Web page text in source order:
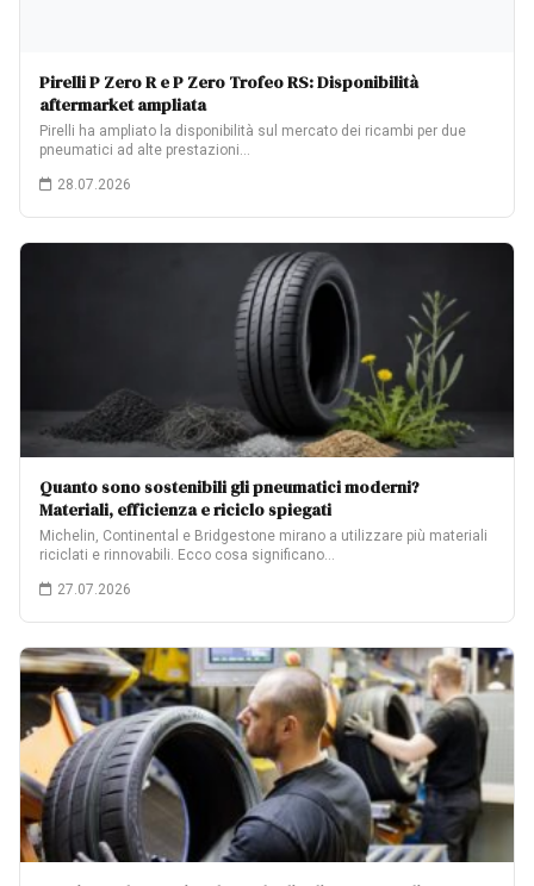
Pirelli P Zero R e P Zero Trofeo RS: Disponibilità
aftermarket ampliata
Pirelli ha ampliato la disponibilità sul mercato dei ricambi per due
pneumatici ad alte prestazioni…
28.07.2026
Quanto sono sostenibili gli pneumatici moderni?
Materiali, efficienza e riciclo spiegati
Michelin, Continental e Bridgestone mirano a utilizzare più materiali
riciclati e rinnovabili. Ecco cosa significano…
27.07.2026